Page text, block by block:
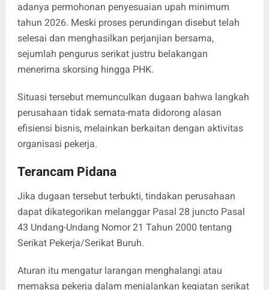
adanya permohonan penyesuaian upah minimum
tahun 2026. Meski proses perundingan disebut telah
selesai dan menghasilkan perjanjian bersama,
sejumlah pengurus serikat justru belakangan
menerima skorsing hingga PHK.
Situasi tersebut memunculkan dugaan bahwa langkah
perusahaan tidak semata-mata didorong alasan
efisiensi bisnis, melainkan berkaitan dengan aktivitas
organisasi pekerja.
Terancam Pidana
Jika dugaan tersebut terbukti, tindakan perusahaan
dapat dikategorikan melanggar Pasal 28 juncto Pasal
43 Undang-Undang Nomor 21 Tahun 2000 tentang
Serikat Pekerja/Serikat Buruh.
Aturan itu mengatur larangan menghalangi atau
memaksa pekerja dalam menjalankan kegiatan serikat